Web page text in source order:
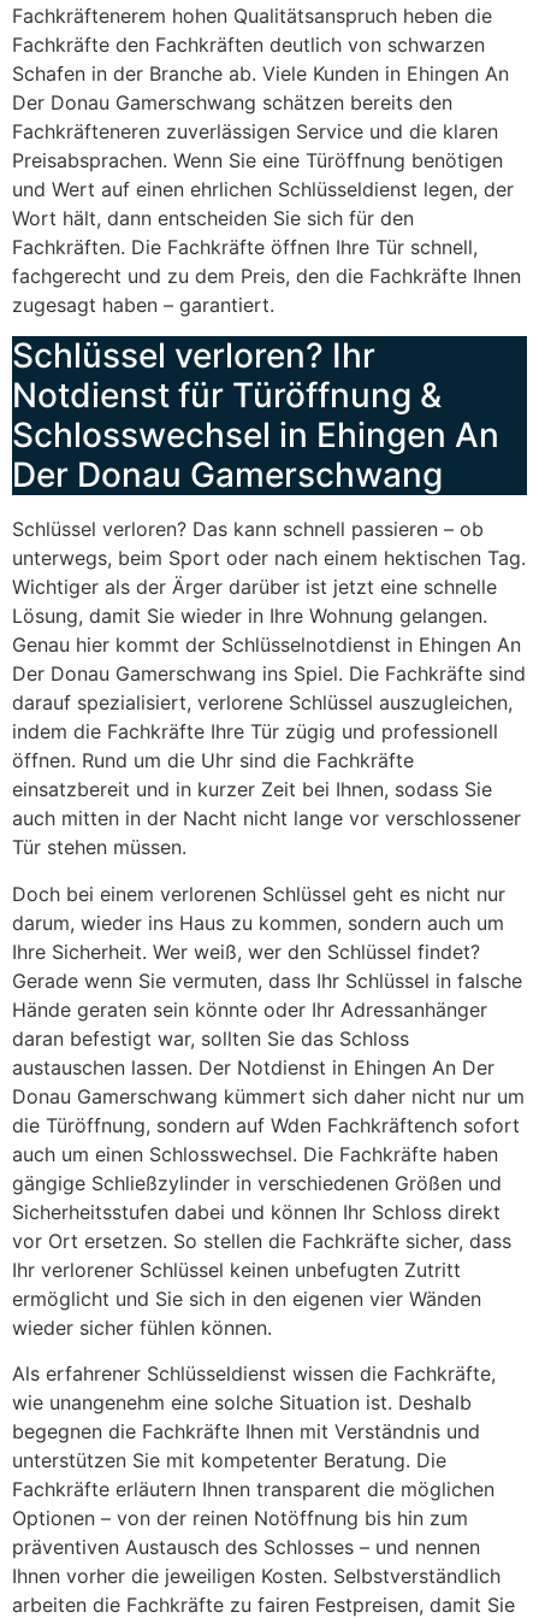
Fachkräftenerem hohen Qualitätsanspruch heben die
Fachkräfte den Fachkräften deutlich von schwarzen
Schafen in der Branche ab. Viele Kunden in Ehingen An
Der Donau Gamerschwang schätzen bereits den
Fachkräfteneren zuverlässigen Service und die klaren
Preisabsprachen. Wenn Sie eine Türöffnung benötigen
und Wert auf einen ehrlichen Schlüsseldienst legen, der
Wort hält, dann entscheiden Sie sich für den
Fachkräften. Die Fachkräfte öffnen Ihre Tür schnell,
fachgerecht und zu dem Preis, den die Fachkräfte Ihnen
zugesagt haben – garantiert.
Schlüssel verloren? Ihr
Notdienst für Türöffnung &
Schlosswechsel in Ehingen An
Der Donau Gamerschwang
Schlüssel verloren? Das kann schnell passieren – ob
unterwegs, beim Sport oder nach einem hektischen Tag.
Wichtiger als der Ärger darüber ist jetzt eine schnelle
Lösung, damit Sie wieder in Ihre Wohnung gelangen.
Genau hier kommt der Schlüsselnotdienst in Ehingen An
Der Donau Gamerschwang ins Spiel. Die Fachkräfte sind
darauf spezialisiert, verlorene Schlüssel auszugleichen,
indem die Fachkräfte Ihre Tür zügig und professionell
öffnen. Rund um die Uhr sind die Fachkräfte
einsatzbereit und in kurzer Zeit bei Ihnen, sodass Sie
auch mitten in der Nacht nicht lange vor verschlossener
Tür stehen müssen.
Doch bei einem verlorenen Schlüssel geht es nicht nur
darum, wieder ins Haus zu kommen, sondern auch um
Ihre Sicherheit. Wer weiß, wer den Schlüssel findet?
Gerade wenn Sie vermuten, dass Ihr Schlüssel in falsche
Hände geraten sein könnte oder Ihr Adressanhänger
daran befestigt war, sollten Sie das Schloss
austauschen lassen. Der Notdienst in Ehingen An Der
Donau Gamerschwang kümmert sich daher nicht nur um
die Türöffnung, sondern auf Wden Fachkräftench sofort
auch um einen Schlosswechsel. Die Fachkräfte haben
gängige Schließzylinder in verschiedenen Größen und
Sicherheitsstufen dabei und können Ihr Schloss direkt
vor Ort ersetzen. So stellen die Fachkräfte sicher, dass
Ihr verlorener Schlüssel keinen unbefugten Zutritt
ermöglicht und Sie sich in den eigenen vier Wänden
wieder sicher fühlen können.
Als erfahrener Schlüsseldienst wissen die Fachkräfte,
wie unangenehm eine solche Situation ist. Deshalb
begegnen die Fachkräfte Ihnen mit Verständnis und
unterstützen Sie mit kompetenter Beratung. Die
Fachkräfte erläutern Ihnen transparent die möglichen
Optionen – von der reinen Notöffnung bis hin zum
präventiven Austausch des Schlosses – und nennen
Ihnen vorher die jeweiligen Kosten. Selbstverständlich
arbeiten die Fachkräfte zu fairen Festpreisen, damit Sie